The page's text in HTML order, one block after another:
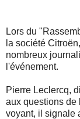
Lors du
la société
nombreux
l'événement.
Pierre Leclercq,
aux questions de
voyant, il signale